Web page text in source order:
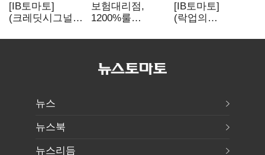
[IB토마토]
(크레딧시그널)H
, AI 투자 확대에
보험대리점,
1200%룰
[IB토마토]
(락업의
뒤 풀리는 FI
뉴스
뉴스북
뉴스리듬